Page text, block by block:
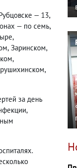
— 13,
— по семь,
,
, Заринском,
,
,
за день
,